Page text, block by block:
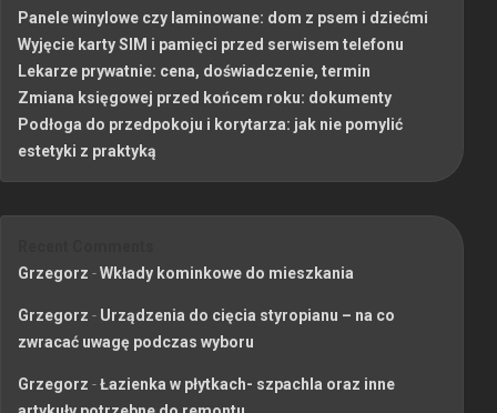
Panele winylowe czy laminowane: dom z psem i dziećmi
Wyjęcie karty SIM i pamięci przed serwisem telefonu
Lekarze prywatnie: cena, doświadczenie, termin
Zmiana księgowej przed końcem roku: dokumenty
Podłoga do przedpokoju i korytarza: jak nie pomylić
estetyki z praktyką
Grzegorz -Wkłady kominkowe do mieszkania
Grzegorz - Urządzenia do cięcia styropianu – na co
zwracać uwagę podczas wyboru
Grzegorz -Łazienka w płytkach- szpachla oraz inne